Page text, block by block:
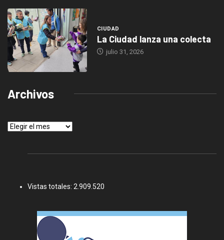
CIUDAD
La Ciudad lanza una colecta
julio 31, 2026
Archivos
Archivos
Vistas totales: 2.909.520